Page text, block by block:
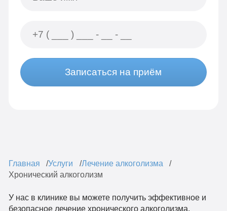
Записаться на приём
Главная Услуги
Лечение алкоголизма
Хронический алкоголизм
У нас в клинике вы можете получить эффективное и
безопасное лечение хронического алкоголизма,